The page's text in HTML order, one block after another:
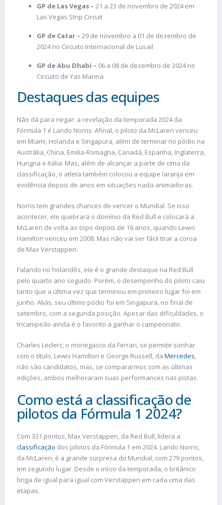
GP de Las Vegas – 21 a 23 de novembro de 2024 em
Las Vegas Strip Circuit
GP de Catar – 29 de novembro a 01 de dezembro de
2024 no Circuito Internacional de Lusail
GP de Abu Dhabi – 06 a 08 de dezembro de 2024 no
Circuito de Yas Marina
Destaques das equipes
Não dá para negar: a revelação da temporada 2024 da
Fórmula 1 é Lando Norris. Afinal, o piloto da McLaren venceu
em Miami, Holanda e Singapura, além de terminar no pódio na
Austrália, China, Emilia-Romagna, Canadá, Espanha, Inglaterra,
Hungria e Itália. Mas, além de alcançar a parte de cima da
classificação, o atleta também colocou a equipe laranja em
evidência depois de anos em situações nada animadoras.
Norris tem grandes chances de vencer o Mundial. Se isso
acontecer, ele quebrará o domínio da Red Bull e colocará a
McLaren de volta ao topo depois de 16 anos, quando Lewis
Hamilton venceu em 2008. Mas não vai ser fácil tirar a coroa
de Max Verstappen.
Falando no holandês, ele é o grande destaque na Red Bull
pelo quarto ano seguido. Porém, o desempenho do piloto caiu
tanto que a última vez que terminou em primeiro lugar foi em
junho. Aliás, seu último pódio foi em Singapura, no final de
setembro, com a segunda posição. Apesar das dificuldades, o
tricampeão ainda é o favorito a ganhar o campeonato.
Charles Leclerc, o monegasco da Ferrari, se permite sonhar
com o título. Lewis Hamilton e George Russell, da Mercedes,
não são candidatos, mas, se compararmos com as últimas
edições, ambos melhoraram suas performances nas pistas.
Como está a classificação de
pilotos da Fórmula 1 2024?
Com 331 pontos, Max Verstappen, da Red Bull, lidera a
classificação dos pilotos da Fórmula 1 em 2024. Lando Norris,
da McLaren, é a grande surpresa do Mundial, com 279 pontos,
em segundo lugar. Desde o início da temporada, o britânico
briga de igual para igual com Verstappen em cada uma das
etapas.